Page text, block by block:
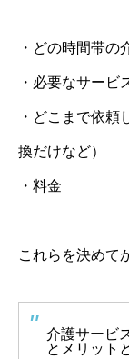
・どの時間帯の
・必要なサービ
・どこまで依頼
換だけなど）
・料金
これらを決めて
介護サービ
とメリット